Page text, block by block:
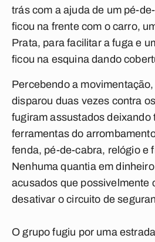
trás com a ajuda de um pé-
ficou na frente com o carro,
Prata, para facilitar a fuga e
ficou na esquina dando
Percebendo a
disparou duas vezes contra
fugiram assustados deixando
ferramentas do
fenda, pé-de-cabra, relógio e
Nenhuma quantia em
acusados que possivelmente
desativar o circuito de
O grupo fugiu por uma